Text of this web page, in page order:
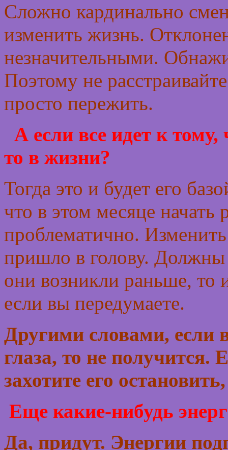
Сложно кардинально
изменить жизнь.
незначительными.
Поэтому не
просто пережить.
А если все идет к тому,
то в жизни?
Тогда это и будет его
что в этом месяце начать
проблематично.
пришло в голову.
они возникли раньше, то
если вы передумаете.
Другими словами, если
глаза, то не получится.
захотите его
Еще какие-нибудь
Да, придут. Энергии